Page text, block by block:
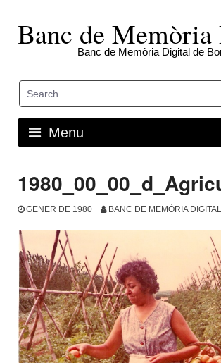
contentBanc de
Banc de Memòria Digital de
Menu
GENER DE 1980 BANC DE MEMÒRIA